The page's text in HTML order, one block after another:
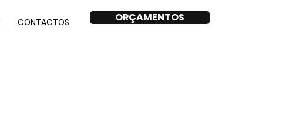
CONTACTOS ORÇAMENTOS